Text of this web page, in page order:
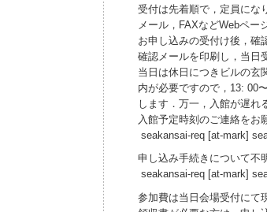
受付は先着順で，定員にな
メール，FAXなどWebペー
お申し込みの受付け後，確
確認メールを印刷し，当日
当日は休日につきビルの玄
内が必要ですので，13: 00
します．万一，入館が遅れ
入館予定時刻のご連絡をお
seakansai-req [at-mark]
申し込み手続きについて不
seakansai-req [at-mark]
参加費は当日会場受付にて